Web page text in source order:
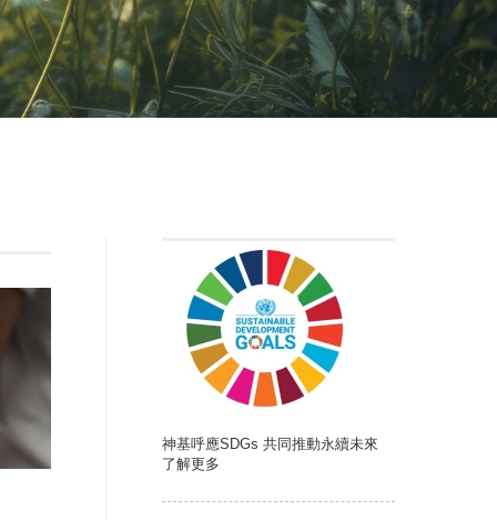
神基呼應SDGs 共同推動永續未來
了解更多